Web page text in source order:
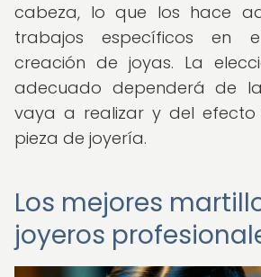
cabeza, lo que los hace
trabajos específicos en
creación de joyas. La
adecuado dependerá de
vaya a realizar y del
pieza de joyería.
Los mejores
joyeros